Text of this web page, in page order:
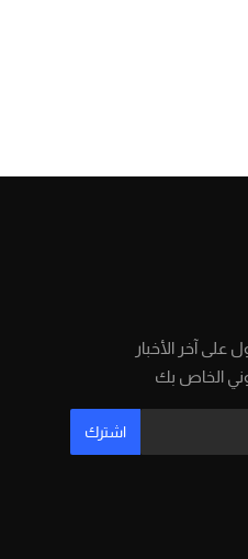
على آخر الأخبار
الخاص بك
اشترك